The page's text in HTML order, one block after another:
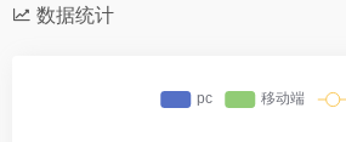
数据统计